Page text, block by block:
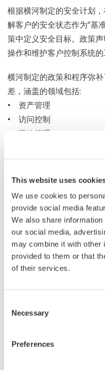
This website uses
We use cookies to
provide social media
We also share
our social media,
may combine it with other
provided to them or that
of their services.
Selection
Necessary
Preferences
根据横河制定的安全计划
解客户的安全状态作为“基
策中定义安全目标。政策
操作和维护客户控制系统的
横河制定的政策和程序弥
差，涵盖的领域包括:
• 资产管理
• 访问控制
• 事件管理
• 合规管理
• 通信管理
横河电机的网络安全顾问
62443标准，基于一套预
改进公司政策和程序的行